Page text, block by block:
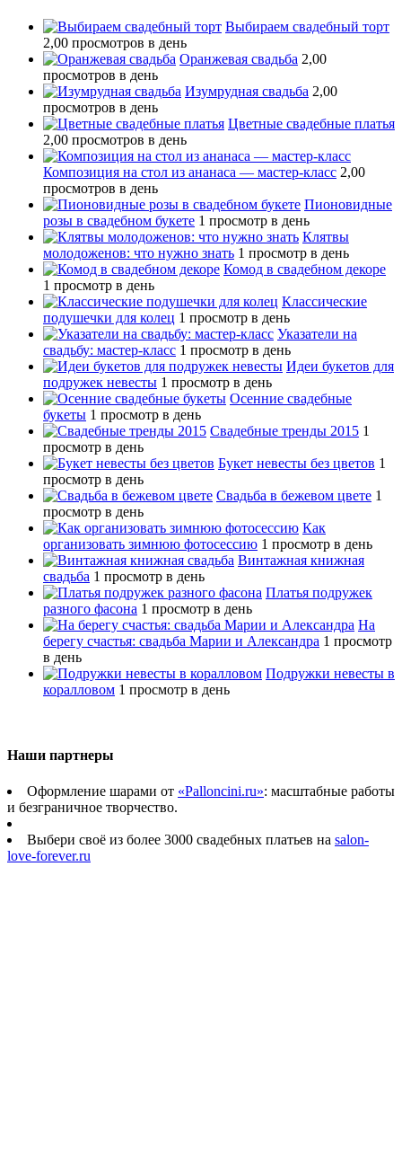
Выбираем свадебный торт
2,00 просмотров в день
Оранжевая свадьба 2,00
просмотров в день
Изумрудная свадьба 2,00
просмотров в день
Цветные свадебные платья
2,00 просмотров в день
Композиция на стол из ананаса — мастер-класс 2,00
просмотров в день
Пионовидные
розы в свадебном букете 1 просмотр в день
Клятвы
молодоженов: что нужно знать 1 просмотр в день
Комод в свадебном декоре
1 просмотр в день
Классические
подушечки для колец 1 просмотр в день
Указатели на
свадьбу: мастер-класс 1 просмотр в день
Идеи букетов для
подружек невесты 1 просмотр в день
Осенние свадебные
букеты 1 просмотр в день
Свадебные тренды 2015 1
просмотр в день
Букет невесты без цветов 1
просмотр в день
Свадьба в бежевом цвете 1
просмотр в день
Как
организовать зимнюю фотосессию 1 просмотр в день
Винтажная книжная
свадьба 1 просмотр в день
Платья подружек
разного фасона 1 просмотр в день
На
берегу счастья: свадьба Марии и Александра 1 просмотр
в день
Подружки невесты в
коралловом 1 просмотр в день
Наши партнеры
Оформление шарами от «Palloncini.ru»: масштабные работы
и безграничное творчество.
Выбери своё из более 3000 свадебных платьев на salon-
love-forever.ru